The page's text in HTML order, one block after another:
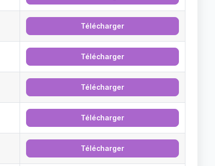
Télécharger
Télécharger
Télécharger
Télécharger
Télécharger